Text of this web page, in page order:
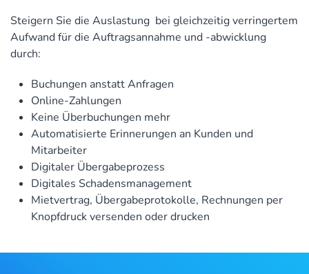
Steigern Sie die Auslastung bei gleichzeitig verringertem
Aufwand für die Auftragsannahme und -abwicklung
durch:
Buchungen anstatt Anfragen
Online-Zahlungen
Keine Überbuchungen mehr
Automatisierte Erinnerungen an Kunden und
Mitarbeiter
Digitaler Übergabeprozess
Digitales Schadensmanagement
Mietvertrag, Übergabeprotokolle, Rechnungen per
Knopfdruck versenden oder drucken